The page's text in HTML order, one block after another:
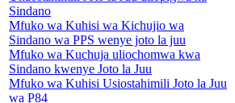
Sindano
Mfuko wa Kuhisi wa Kichujio wa
Sindano wa PPS wenye joto la juu
Mfuko wa Kuchuja uliochomwa kwa
Sindano kwenye Joto la Juu
Mfuko wa Kuhisi Usiostahimili Joto la Juu
wa P84